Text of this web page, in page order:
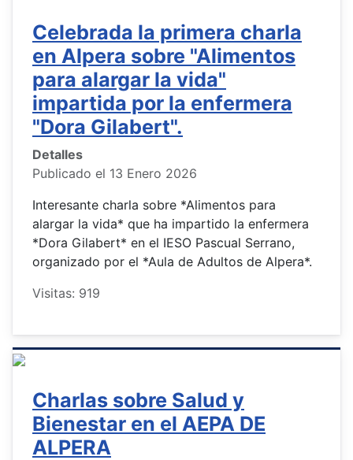
Celebrada la primera charla
en Alpera sobre "Alimentos
para alargar la vida"
impartida por la enfermera
"Dora Gilabert".
Detalles
Publicado el 13 Enero 2026
Interesante charla sobre *Alimentos para
alargar la vida* que ha impartido la enfermera
*Dora Gilabert* en el IESO Pascual Serrano,
organizado por el *Aula de Adultos de Alpera*.
Visitas: 919
Charlas sobre Salud y
Bienestar en el AEPA DE
ALPERA